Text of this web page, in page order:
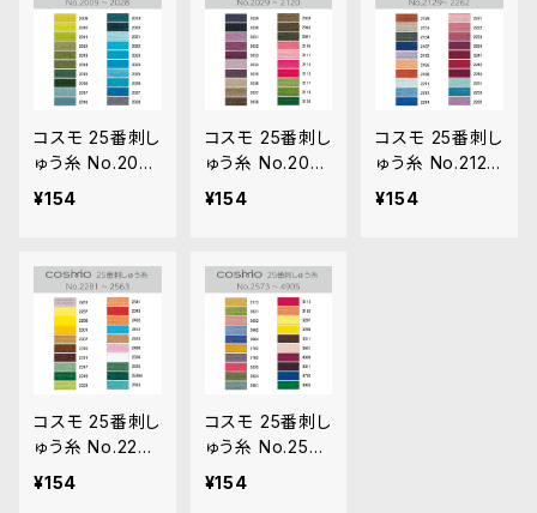
コスモ 25番刺し
ゅう糸 No.200
9‾2028
¥154
コスモ 25番刺し
ゅう糸 No.202
9‾2120
¥154
コスモ 25番刺し
ゅう糸 No.2129
‾2262
¥154
コスモ 25番刺し
ゅう糸 No.2281
‾2563
¥154
コスモ 25番刺し
ゅう糸 No.2573
‾4905
¥154